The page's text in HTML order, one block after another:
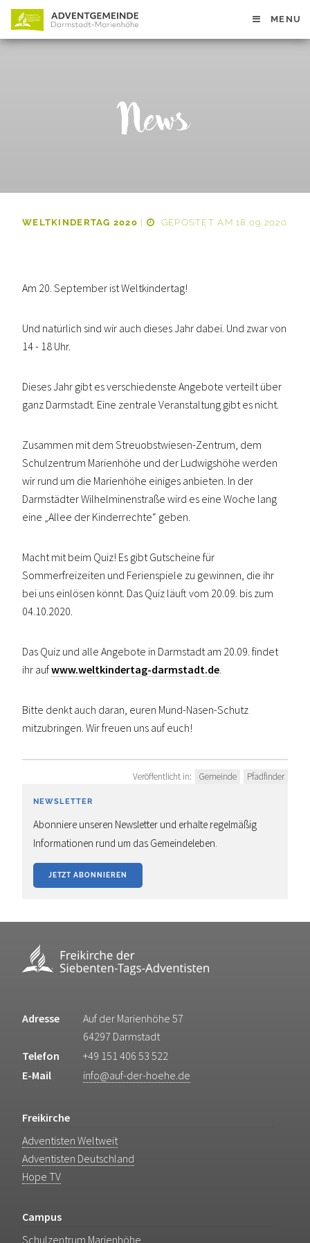
MENU
News
WELTKINDERTAG 2020 GEPOSTET AM 18.09.2020
Am 20. September ist Weltkindertag!
Und natürlich sind wir auch dieses Jahr dabei. Und zwar von
14 - 18 Uhr.
Dieses Jahr gibt es verschiedenste Angebote verteilt über
ganz Darmstadt. Eine zentrale Veranstaltung gibt es nicht.
Zusammen mit dem Streuobstwiesen-Zentrum, dem
Schulzentrum Marienhöhe und der Ludwigshöhe werden
wir rund um die Marienhöhe einiges anbieten. In der
Darmstädter Wilhelminenstraße wird es eine Woche lang
eine „Allee der Kinderrechte“ geben.
Macht mit beim Quiz! Es gibt Gutscheine für
Sommerfreizeiten und Ferienspiele zu gewinnen, die ihr
bei uns einlösen könnt. Das Quiz läuft vom 20.09. bis zum
04.10.2020.
Das Quiz und alle Angebote in Darmstadt am 20.09. findet
ihr aufwww.weltkindertag-darmstadt.de.
Bitte denkt auch daran, euren Mund-Nasen-Schutz
mitzubringen. Wir freuen uns auf euch!
Veröffentlicht in: Gemeinde Pfadfinder
NEWSLETTER
Abonniere unseren Newsletter und erhalte regelmäßig
Informationen rund um das Gemeindeleben.
JETZT ABONNIEREN
Adresse
Auf der Marienhöhe 57
64297 Darmstadt
Telefon
+49 151 406 53 522
E-Mail
info@auf-der-hoehe.de
Freikirche
Adventisten Weltweit
Adventisten Deutschland
Hope TV
Campus
Schulzentrum Marienhöhe